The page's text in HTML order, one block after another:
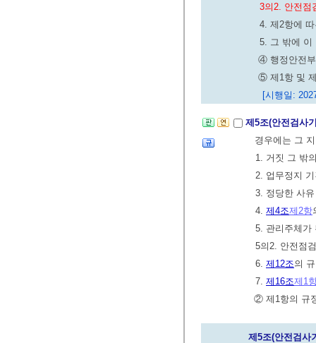
3의2. 안전점
4. 제2항에
5. 그 밖에 이
④ 행정안전부
⑤ 제1항 및
[시행일:
제5조(안전검사
경우에는 그
1. 거짓 그 밖
2. 업무정지
3. 정당한 사
4. 제4조제2항
5. 관리주체가
5의2. 안전점
6. 제12조의
7. 제16조제1
② 제1항의 규
제5조(안전검사